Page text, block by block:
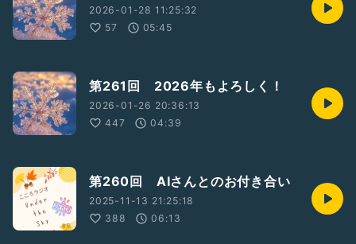
2026-01-28 11:25:32
57
05:45
第261回 2026年もよろしく！
2026-01-26 20:36:13
447
04:39
第260回 AIさんとのお付き合い
2025-11-13 21:25:18
388
06:13